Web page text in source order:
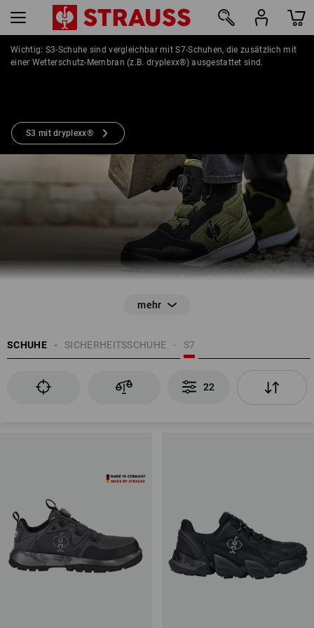
Wichtig: S3-Schuhe sind vergleichbar mit S7-Schuhen, die zusätzlich mit
einer Wetterschutz-Membran (z.B. dryplexx®) ausgestattet sind.
S3 mit dryplexx®
Durchtrittsichere Sohle (P)
Profilierte Laufsohle
zusätzlich möglich: Kraftstoffbeständigkeit der Sohle (FO)
Rutschhemmung
geschlossener Fersenbereich
Energieaufnahmevermögen im Fersenbereich (E)
Wasserdichtheit des Gesamtschuhs (WR)
SCHUHE S7
SICHERHEITSSCHUHE
22
22